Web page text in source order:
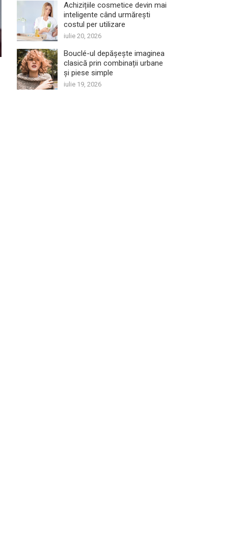
Achizițiile cosmetice devin mai
inteligente când urmărești
costul per utilizare
iulie 20, 2026
Bouclé-ul depășește imaginea
clasică prin combinații urbane
și piese simple
iulie 19, 2026